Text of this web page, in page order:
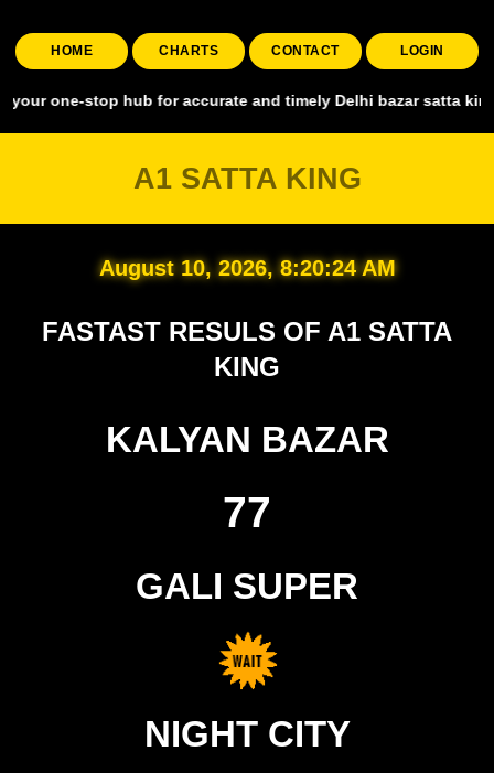
HOME CHARTS CONTACT LOGIN
hub for accurate and timely Delhi bazar satta king,
A1 SATTA KING
August 10, 2026, 8:20:25 AM
FASTAST RESULS OF A1 SATTA
KING
KALYAN BAZAR
77
GALI SUPER
NIGHT CITY